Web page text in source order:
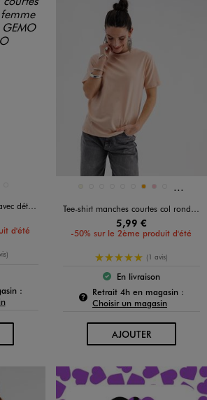
grande taille
d'été
est disponible :
:Pour connaître la disponibilité de ce produit :
Disponible en 11 coloris
BLEU STANDARD
JAUNE STANDARD
NOIR STANDARD
ORANGE
ROSE
Tee-shirt manches courtes col rond uni en coton femme
5,99 €
-50% sur le 2ème produit d'été
5/5 de moyenne
(1 avis)
Le produit est
En livraison
Retrait 4h en magasin :
Choisir un magasin
AJOUTERAU PANIER